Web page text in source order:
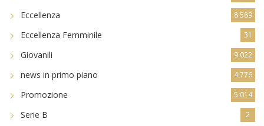
Eccellenza 8.589
Eccellenza Femminile 31
Giovanili 9.022
news in primo piano 4.776
Promozione 5.014
Serie B 2